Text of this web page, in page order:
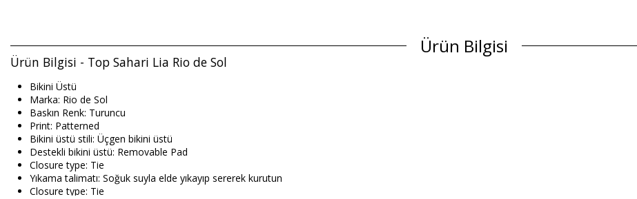
Ürün Bilgisi
Ürün Bilgisi - Top Sahari Lia Rio de Sol
Bikini Üstü
Marka: Rio de Sol
Baskın Renk: Turuncu
Print: Patterned
Bikini üstü stili: Üçgen bikini üstü
Destekli bikini üstü: Removable Pad
Closure type: Tie
Yıkama talimatı: Soğuk suyla elde yıkayıp sererek kurutun
Closure type: Tie